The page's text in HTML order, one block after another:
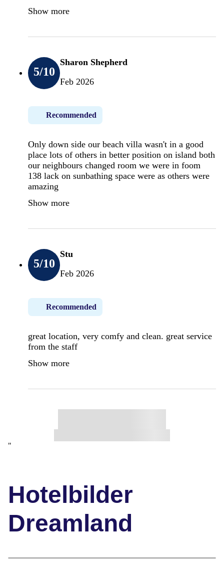
Show more
5/10
Sharon Shepherd
Feb 2026
Recommended
Only down side our beach villa wasn't in a good
place lots of others in better position on island both
our neighbours changed room we were in foom
138 lack on sunbathing space were as others were
amazing
Show more
5/10
Stu
Feb 2026
Recommended
great location, very comfy and clean. great service
from the staff
Show more
"
Hotelbilder
Dreamland